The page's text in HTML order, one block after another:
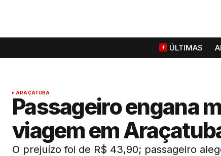
ÚLTIMAS
ARAÇATUBA
Passageiro engana
viagem em
O prejuízo foi de R$ 43,90; passageiro